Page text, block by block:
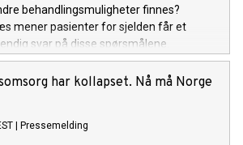
behandlingsmuligheter finnes?
mener pasienter for sjelden får et
svar på disse spørsmålene.
for rask bedring gjennom
undervurdert, særlig hos personer
etablert forstyrrelse av
har kollapset. Nå må Norge
| Pressemelding